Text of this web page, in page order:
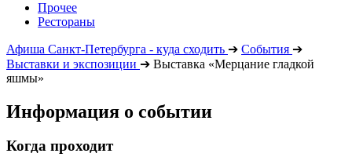
Прочее
Рестораны
Афиша Санкт-Петербурга - куда сходить ➔ События ➔
Выставки и экспозиции ➔ Выставка «Мерцание гладкой
яшмы»
Информация о событии
Когда проходит